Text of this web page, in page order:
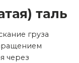
таль
груза
через